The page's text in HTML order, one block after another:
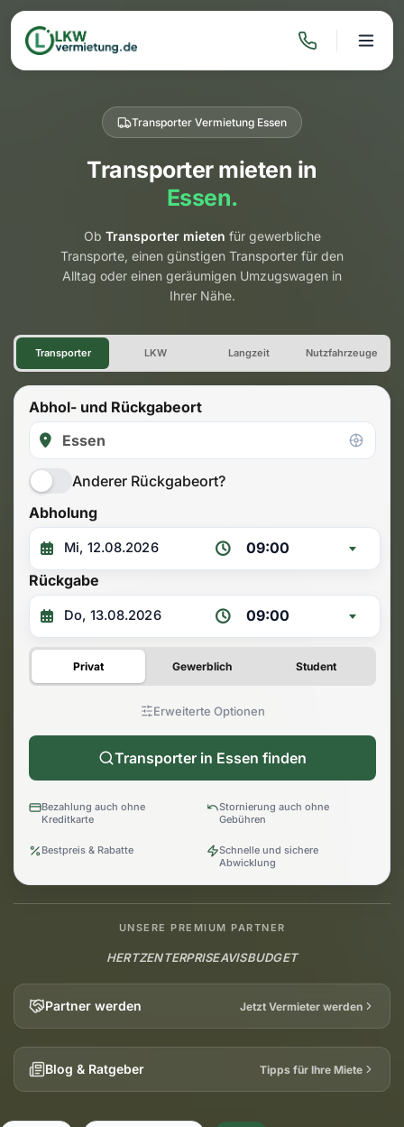
Transporter Vermietung Essen
Transporter mieten in
Essen.
Ob Transporter mieten für gewerbliche
Transporte, einen günstigen Transporter für den
Alltag oder einen geräumigen Umzugswagen in
Ihrer Nähe.
Transporter Vermietung
Transporter LKW Langzeit Nutzfahrzeuge
Abhol- und Rückgabeort
Anderer Rückgabeort?
Abholung
09:00
Rückgabe
09:00
Privat Gewerblich Student
Erweiterte Optionen
Transporter in Essen finden
Bezahlung auch ohne
Kreditkarte
Stornierung auch ohne
Gebühren
Bestpreis & Rabatte
Schnelle und sichere
Abwicklung
UNSERE PREMIUM PARTNER
HERTZENTERPRISEAVISBUDGET
Partner werden Jetzt Vermieter werden
Blog & Ratgeber Tipps für Ihre Miete